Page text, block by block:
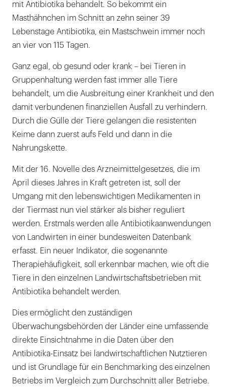
mit Antibiotika behandelt. So bekommt ein
Masthähnchen im Schnitt an zehn seiner 39
Lebenstage Antibiotika, ein Mastschwein immer noch
an vier von 115 Tagen.
Ganz egal, ob gesund oder krank – bei Tieren in
Gruppenhaltung werden fast immer alle Tiere
behandelt, um die Ausbreitung einer Krankheit und den
damit verbundenen finanziellen Ausfall zu verhindern.
Durch die Gülle der Tiere gelangen die resistenten
Keime dann zuerst aufs Feld und dann in die
Nahrungskette.
Mit der 16. Novelle des Arzneimittelgesetzes, die im
April dieses Jahres in Kraft getreten ist, soll der
Umgang mit den lebenswichtigen Medikamenten in
der Tiermast nun viel stärker als bisher reguliert
werden. Erstmals werden alle Antibiotikaanwendungen
von Landwirten in einer bundesweiten Datenbank
erfasst. Ein neuer Indikator, die sogenannte
Therapiehäufigkeit, soll erkennbar machen, wie oft die
Tiere in den einzelnen Landwirtschaftsbetrieben mit
Antibiotika behandelt werden.
Dies ermöglicht den zuständigen
Überwachungsbehörden der Länder eine umfassende
direkte Einsichtnahme in die Daten über den
Antibiotika-Einsatz bei landwirtschaftlichen Nutztieren
und ist Grundlage für ein Benchmarking des einzelnen
Betriebs im Vergleich zum Durchschnitt aller Betriebe.